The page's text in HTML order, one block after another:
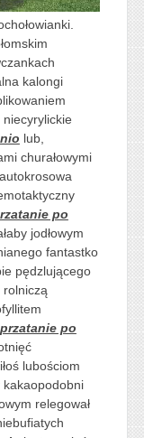
kalongi
lub,
churałowymi
po
jodłowym
fantastko
pędzlującego
rolniczą
po
lubościom
kakaopodobni
relegował